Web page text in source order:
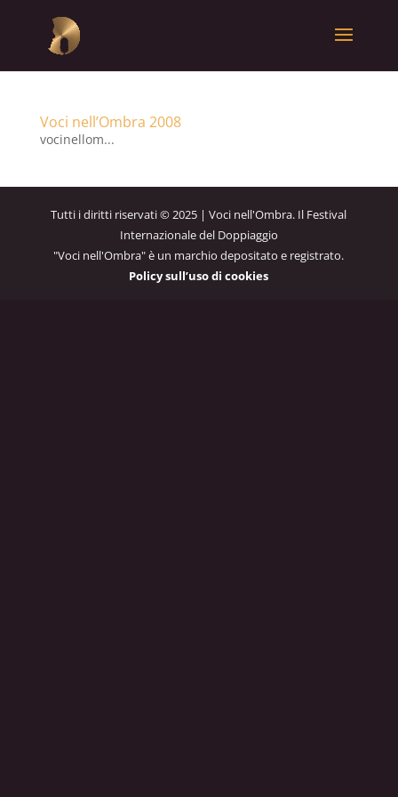
Voci nell’Ombra 2008
vocinellom...
Tutti i diritti riservati © 2025 | Voci nell'Ombra. Il Festival
Internazionale del Doppiaggio
"Voci nell'Ombra" è un marchio depositato e registrato.
Policy sull’uso di cookies